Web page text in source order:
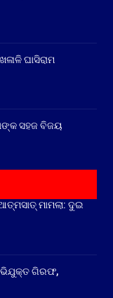
ଘାସିରାମ
ସହଜ ବିଜୟ
ମାମଲା: ଦୁଇ
ଗିରଫ,